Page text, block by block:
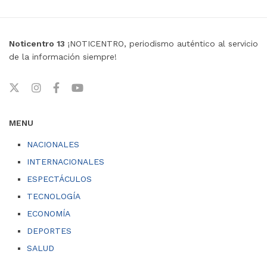
Noticentro 13 ¡NOTICENTRO, periodismo auténtico al servicio
de la información siempre!
MENU
NACIONALES
INTERNACIONALES
ESPECTÁCULOS
TECNOLOGÍA
ECONOMÍA
DEPORTES
SALUD